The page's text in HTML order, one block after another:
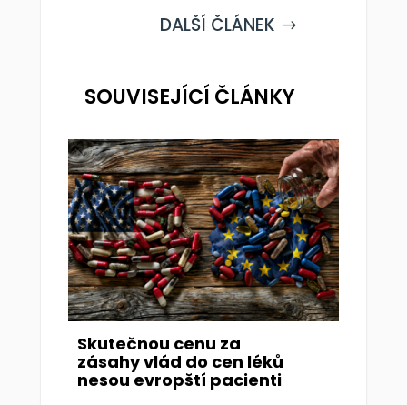
DALŠÍ ČLÁNEK $
SOUVISEJÍCÍ ČLÁNKY
Skutečnou cenu za
zásahy vlád do cen léků
nesou evropští pacienti